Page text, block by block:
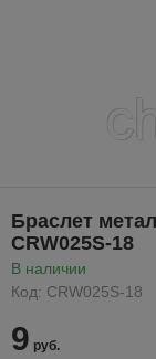
Браслет
CRW025S-18
В наличии
Код: CRW025S-18
9 руб.